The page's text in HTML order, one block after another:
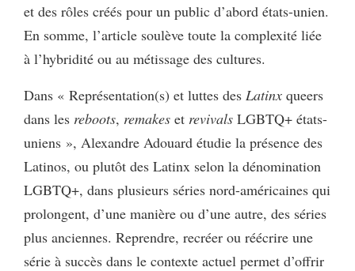
et des rôles créés pour un public d’abord états-unien.
En somme, l’article soulève toute la complexité liée
à l’hybridité ou au métissage des cultures.
Dans « Représentation(s) et luttes des Latinx queers
dans les reboots, remakes et revivals LGBTQ+ états-
uniens », Alexandre Adouard étudie la présence des
Latinos, ou plutôt des Latinx selon la dénomination
LGBTQ+, dans plusieurs séries nord-américaines qui
prolongent, d’une manière ou d’une autre, des séries
plus anciennes. Reprendre, recréer ou réécrire une
série à succès dans le contexte actuel permet d’offrir